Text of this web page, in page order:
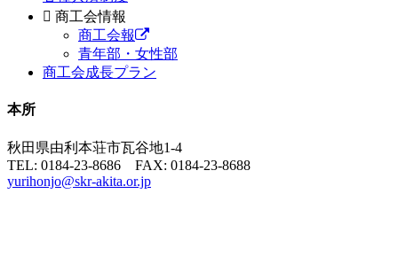
商工会情報
商工会報
青年部・女性部
商工会成長プラン
本所
秋田県由利本荘市瓦谷地1-4
TEL: 0184-23-8686 FAX: 0184-23-8688
yurihonjo@skr-akita.or.jp